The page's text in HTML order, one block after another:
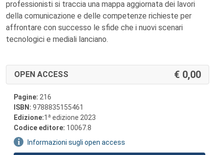
professionisti si traccia una mappa aggiornata dei lavori
della comunicazione e delle competenze richieste per
affrontare con successo le sfide che i nuovi scenari
tecnologici e mediali lanciano.
OPEN ACCESS 0,00
Pagine: 216
ISBN: 9788835155461
Edizione:1 a edizione 2023
Codice editore: 10067.8
Informazioni sugli open access